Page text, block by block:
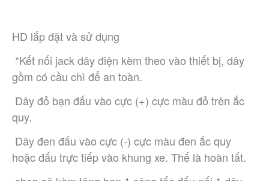
HD lắp đặt và sử dụng
gồm có cầu chì để an toàn.
quy.
hoặc đấu trực tiếp vào khung xe. Thế là hoàn tất.